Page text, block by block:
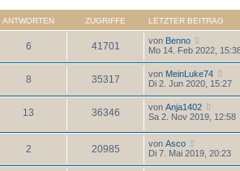
ANTWORTEN ZUGRIFFE LETZTER BEITRAG
6 41701 von Benno
Mo 14. Feb 2022,
8 35317 von MeinLuke74
Di 2. Jun 2020, 15:27
13 36346 von Anja1402
Sa 2. Nov 2019, 12:58
2 20985 von Asco
Di 7. Mai 2019, 20:23